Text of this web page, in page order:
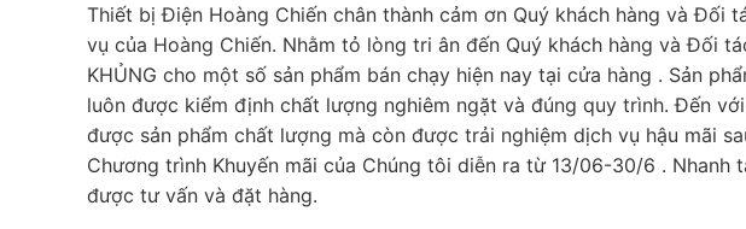
Thiết bị Điện Hoàng Chiến chân thành cảm ơn Quý khách hàng và Đối
vụ của Hoàng Chiến. Nhằm tỏ lòng tri ân đến Quý khách hàng và Đối
KHỦNG cho một số sản phẩm bán chạy hiện nay tại cửa hàng . Sản
luôn được kiểm định chất lượng nghiêm ngặt và đúng quy trình. Đến
được sản phẩm chất lượng mà còn được trải nghiệm dịch vụ hậu mãi
Chương trình Khuyến mãi của Chúng tôi diễn ra từ 13/06-30/6 . Nhanh
được tư vấn và đặt hàng.